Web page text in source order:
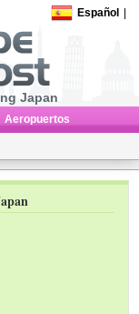
Español
Japan
Aeropuertos